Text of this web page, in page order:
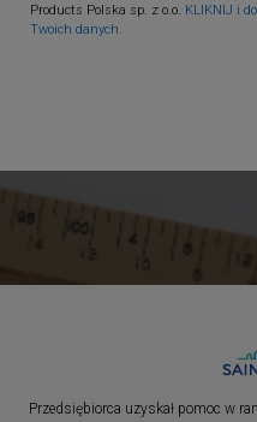
Products Polska sp. z o.o. KLIKNIJ i
Twoich danych.
Przedsiębiorca uzyskał pomoc w